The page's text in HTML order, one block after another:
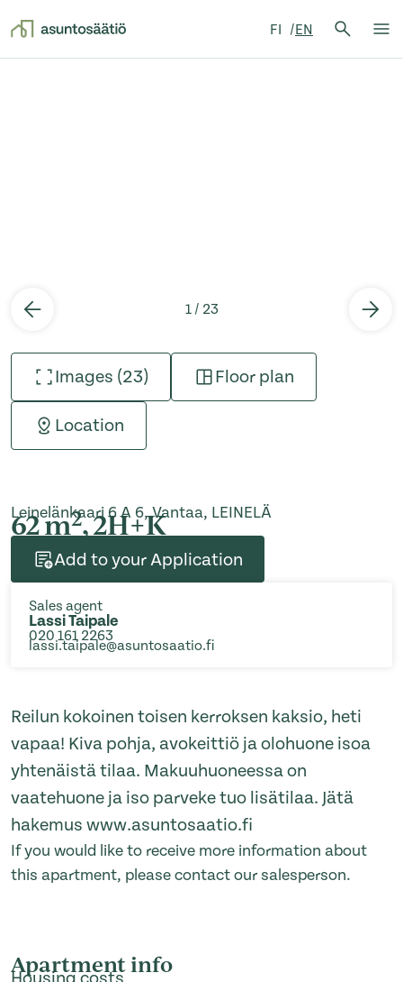
FI EN
Search
1 / 23
Images (23) Floor plan
Location
Leinelänkaari 6 A 6, Vantaa, LEINELÄ
62 m2, 2H+K
Add to your Application
Sales agent
Lassi Taipale
020 161 2263
lassi.taipale@asuntosaatio.fi
Reilun kokoinen toisen kerroksen kaksio, heti
vapaa! Kiva pohja, avokeittiö ja olohuone isoa
yhtenäistä tilaa. Makuuhuoneessa on
vaatehuone ja iso parveke tuo lisätilaa. Jätä
hakemus www.asuntosaatio.fi
If you would like to receive more information about
this apartment, please contact our salesperson.
Apartment info